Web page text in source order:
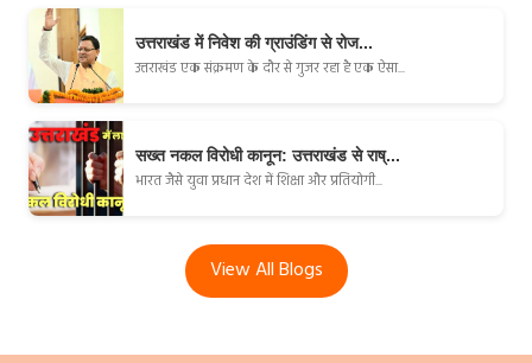
उत्तराखंड में निवेश की ग्राउंडिंग से रोज...
उत्तराखंड एक संक्रमण के दौर से गुजर रहा है एक ऐसा...
सख्त नकल विरोधी कानून: उत्तराखंड से राष्...
भारत जैसे युवा प्रधान देश में शिक्षा और प्रतियोगी...
View All Blogs